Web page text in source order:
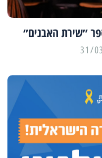
״שירת האבנים״